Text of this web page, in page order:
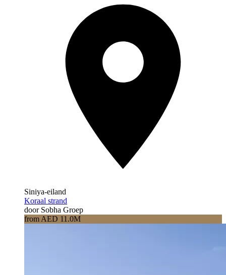
Siniya-eiland
Koraal strand
door Sobha Groep
from AED 11.0M